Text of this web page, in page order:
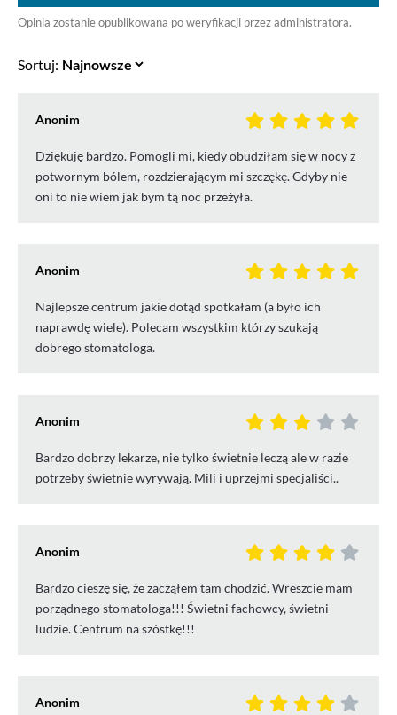
Opinia zostanie opublikowana po weryfikacji przez administratora.
Sortuj:
Anonim
Dziękuję bardzo. Pomogli mi, kiedy obudziłam się w nocy z
potwornym bólem, rozdzierającym mi szczękę. Gdyby nie
oni to nie wiem jak bym tą noc przeżyła.
Anonim
Najlepsze centrum jakie dotąd spotkałam (a było ich
naprawdę wiele). Polecam wszystkim którzy szukają
dobrego stomatologa.
Anonim
Bardzo dobrzy lekarze, nie tylko świetnie leczą ale w razie
potrzeby świetnie wyrywają. Mili i uprzejmi specjaliści..
Anonim
Bardzo cieszę się, że zacząłem tam chodzić. Wreszcie mam
porządnego stomatologa!!! Świetni fachowcy, świetni
ludzie. Centrum na szóstkę!!!
Anonim